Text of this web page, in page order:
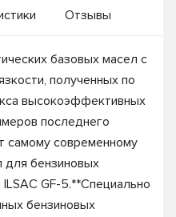
Отзывы
базовых масел с
полученных по
высокоэффективных
последнего
самому современному
для бензиновых
ILSAС GF-5.**Специально
бензиновых